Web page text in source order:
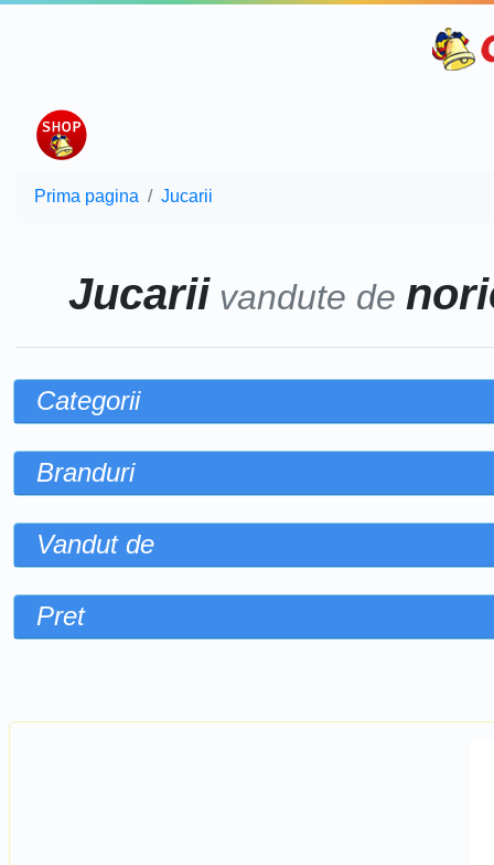
Prima pagina Jucarii
Jucariivandute de
Categorii
Branduri
Vandut de
Pret